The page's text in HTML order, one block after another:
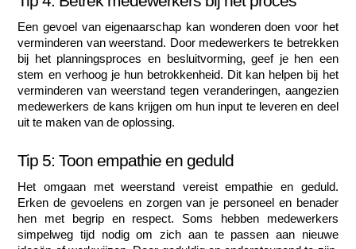
Een gevoel van eigenaarschap kan wonderen doen voor het
verminderen van weerstand. Door medewerkers te betrekken
bij het planningsproces en besluitvorming, geef je hen een
stem en verhoog je hun betrokkenheid. Dit kan helpen bij het
verminderen van weerstand tegen veranderingen, aangezien
medewerkers de kans krijgen om hun input te leveren en deel
uit te maken van de oplossing.
Tip 5: Toon empathie en geduld
Het omgaan met weerstand vereist empathie en geduld.
Erken de gevoelens en zorgen van je personeel en benader
hen met begrip en respect. Soms hebben medewerkers
simpelweg tijd nodig om zich aan te passen aan nieuwe